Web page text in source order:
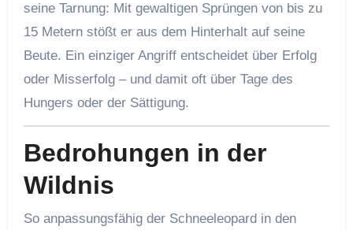
seine Tarnung: Mit gewaltigen Sprüngen von bis zu
15 Metern stößt er aus dem Hinterhalt auf seine
Beute. Ein einziger Angriff entscheidet über Erfolg
oder Misserfolg – und damit oft über Tage des
Hungers oder der Sättigung.
Bedrohungen in der
Wildnis
So anpassungsfähig der Schneeleopard in den